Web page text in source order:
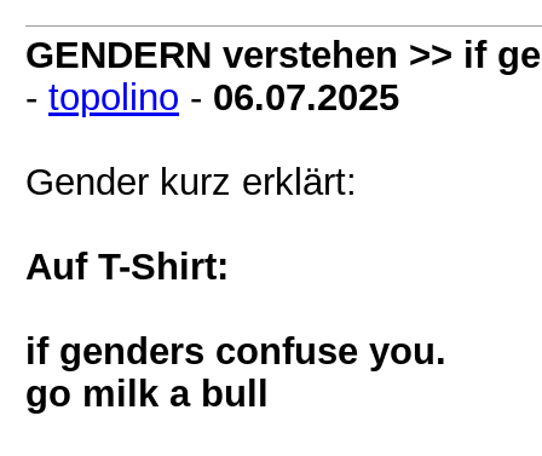
GENDERN verstehen >> if
- topolino - 06.07.2025
Gender kurz erklärt:
Auf T-Shirt:
if genders confuse you.
go milk a bull